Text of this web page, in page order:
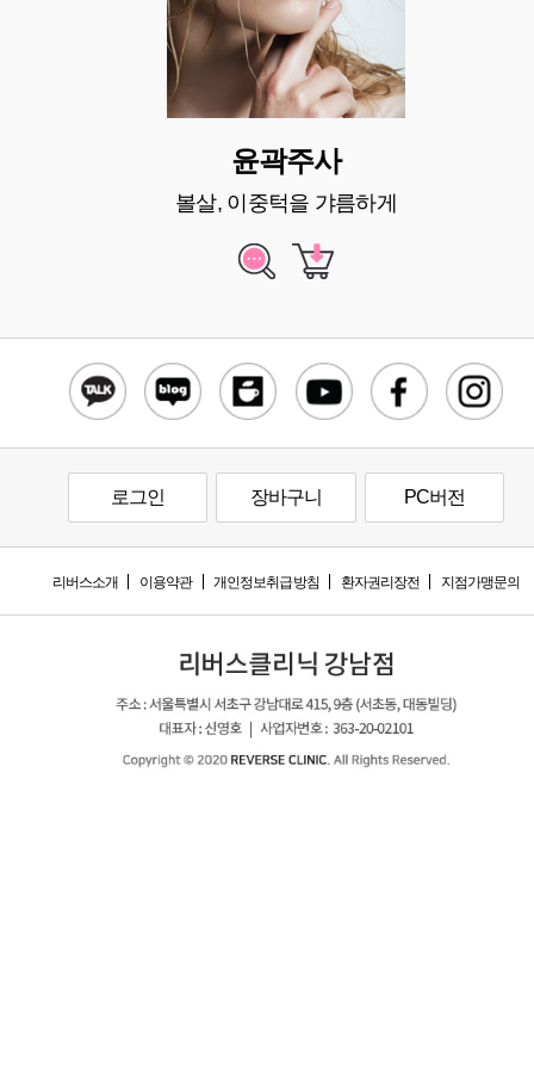
윤곽주사
볼살, 이중턱을 갸름하게
로그인 장바구니 PC버전
리버스소개 이용약관 개인정보취급방침 환자권리장전 지점가맹문의